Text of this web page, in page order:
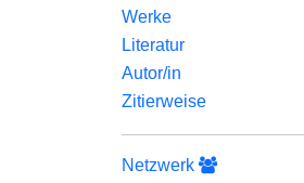
Werke
Literatur
Autor/in
Zitierweise
Netzwerk